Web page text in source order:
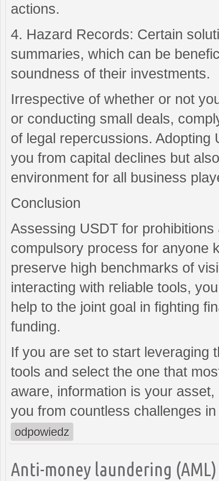
actions.
4. Hazard Records: Certain
summaries, which can be
soundness of their investments.
Irrespective of whether or not
or conducting small deals,
of legal repercussions. Adopting
you from capital declines but
environment for all business
Conclusion
Assessing USDT for
compulsory process for anyone
preserve high benchmarks of
interacting with reliable tools,
help to the joint goal in fighting
funding.
If you are set to start leveraging
tools and select the one that
aware, information is your
you from countless challenges
odpowiedz
Anti-money laundering (AML)